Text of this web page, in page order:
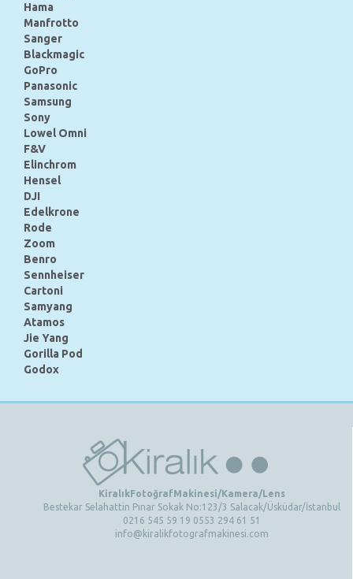
Hama
Manfrotto
Sanger
Blackmagic
GoPro
Panasonic
Samsung
Sony
Lowel Omni
F&V
Elinchrom
Hensel
DJI
Edelkrone
Rode
Zoom
Benro
Sennheiser
Cartoni
Samyang
Atamos
Jie Yang
Gorilla Pod
Godox
KiralıkFotoğrafMakinesi/Kamera/Lens
Bestekar Selahattin Pınar Sokak No:123/3 Salacak/Üsküdar/İstanbul
0216 545 59 19 0553 294 61 51
info@kiralikfotografmakinesi.com